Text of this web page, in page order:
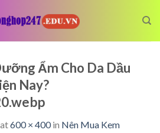
Ẩm Cho Da Dầu
Nay?
at600 × 400in Nên Mua Kem